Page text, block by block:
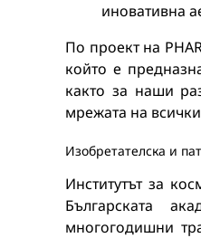
иновативна
По проект на
който е
както за наши
мрежата на
Изобретателска и
Институтът за
Българската
многогодишни